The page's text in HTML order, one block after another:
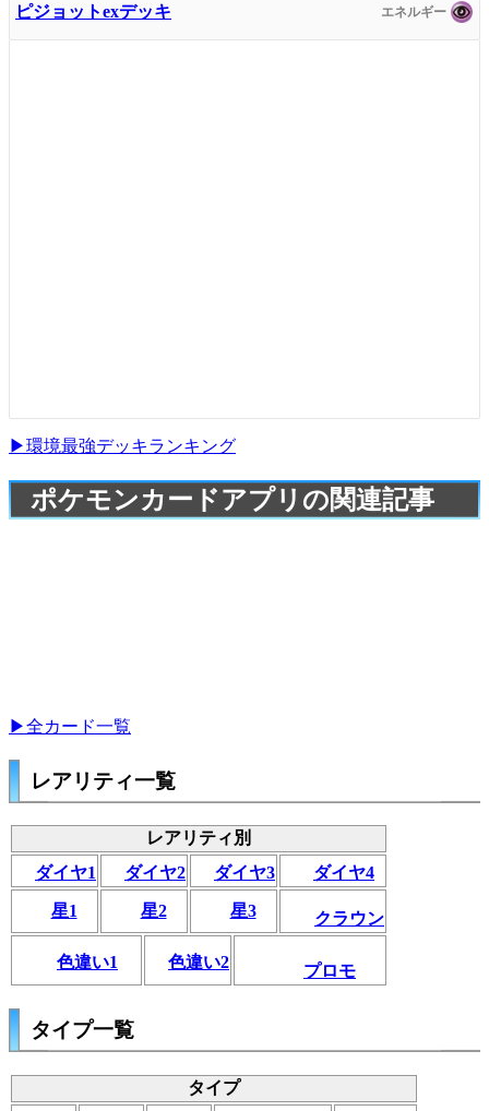
ピジョットexデッキ
▶環境最強デッキランキング
ポケモンカードアプリの関連記事
▶全カード一覧
レアリティ一覧
レアリティ別
ダイヤ1
ダイヤ2 ダイヤ3 ダイヤ4
星1 星2 星3 クラウン
色違い1 色違い2 プロモ
タイプ一覧
タイプ